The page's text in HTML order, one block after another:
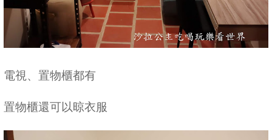
電視、置物櫃都有
置物櫃還可以晾衣服